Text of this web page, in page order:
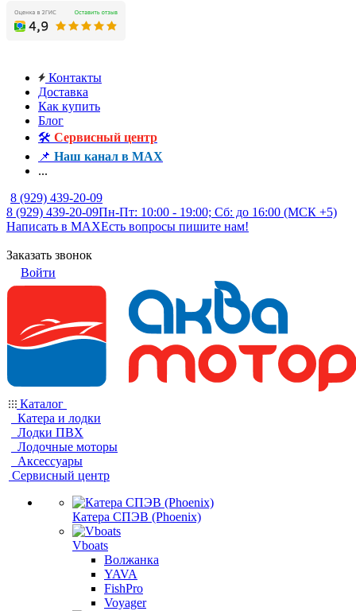
Контакты
Доставка
Как купить
Блог
🛠️ Сервисный центр
📌 Наш канал в MAX
...
8 (929) 439-20-09
8 (929) 439-20-09Пн-Пт: 10:00 - 19:00; Сб: до 16:00 (МСК +5)
Написать в MAXЕсть вопросы пишите нам!
Заказать звонок
Войти
Каталог
Катера и лодки
Лодки ПВХ
Лодочные моторы
Аксессуары
Сервисный центр
Катера СПЭВ (Phoenix)
Vboats
Волжанка
YAVA
FishPro
Voyager